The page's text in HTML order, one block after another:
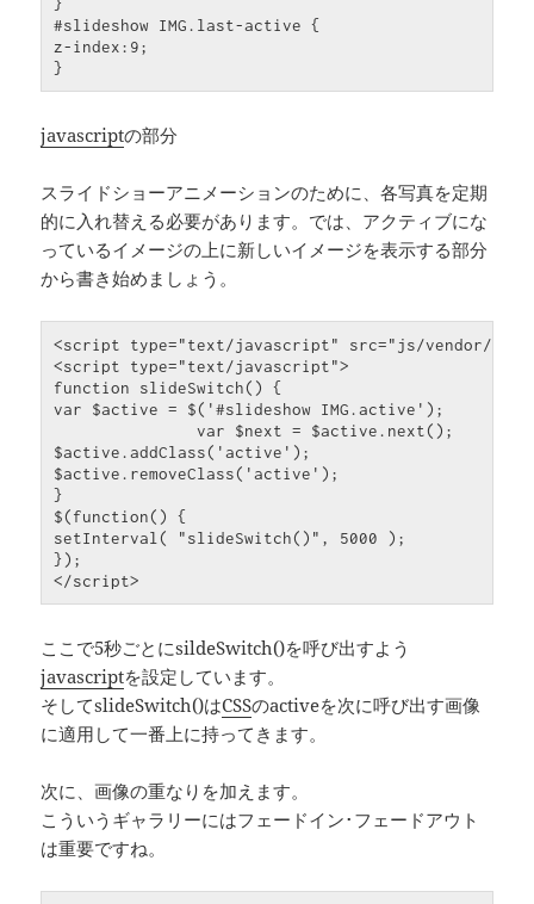
}
#slideshow IMG.last-active {
z-index: 9
}
javascriptの部分
スライドショーアニメーションのために、各写真を定期
的に入れ替える必要があります。では、アクティブにな
っているイメージの上に新しいイメージを表示する部分
から書き始めましょう。
<script type="text/javascript" src="js/vendor/
<script type="text/javascript"
function slideSwitch() {
var $active = $( '#slideshow IMG.active' );
var $next = $active.next();
$active.addClass( 'active' );
$active.removeClass( 'active'
}
$(function() {
setInterval( "slideSwitch()"
} );
ここで5秒ごとにsildeSwitch()を呼び出すよう
javascriptを設定しています。
そしてslideSwitch()はCSSのactiveを次に呼び出す画像
に適用して一番上に持ってきます。
次に、画像の重なりを加えます。
こういうギャラリーにはフェードイン･フェードアウト
は重要ですね。